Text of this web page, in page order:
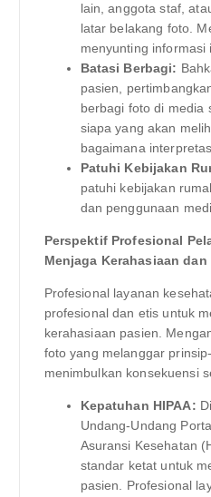
lain, anggota staf,
latar belakang foto.
menyunting informasi
Batasi Berbagi:
pasien,
berbagi foto di media
siapa yang akan
bagaimana
Patuhi Kebijakan
patuhi kebijakan
dan penggunaan
Perspektif Profesional
Menjaga Kerahasiaan dan
Profesional layanan
profesional dan etis untuk
kerahasiaan pasien.
foto yang melanggar
menimbulkan konsekuensi
Kepatuhan HIPAA:
Undang-Undang
Asuransi Kesehatan
standar ketat untuk
pasien. Profesional